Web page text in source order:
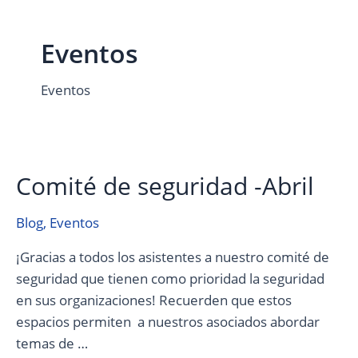
Eventos
Eventos
Comité de seguridad -Abril
Blog, Eventos
¡Gracias a todos los asistentes a nuestro comité de
seguridad que tienen como prioridad la seguridad
en sus organizaciones! Recuerden que estos
espacios permiten a nuestros asociados abordar
temas de …
Comité
de
seguridad
Abril